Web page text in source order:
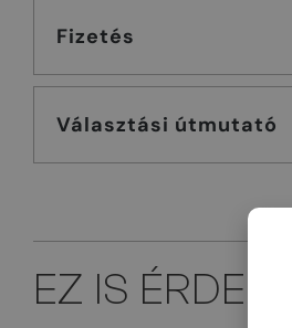
Fizetés
Választási útmutató
EZ IS